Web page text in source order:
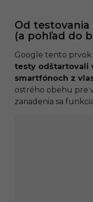
Od
(a pohľad do
Google tento
testy odštartovali
smartfónoch z
ostrého obehu pre
zariadenia sa